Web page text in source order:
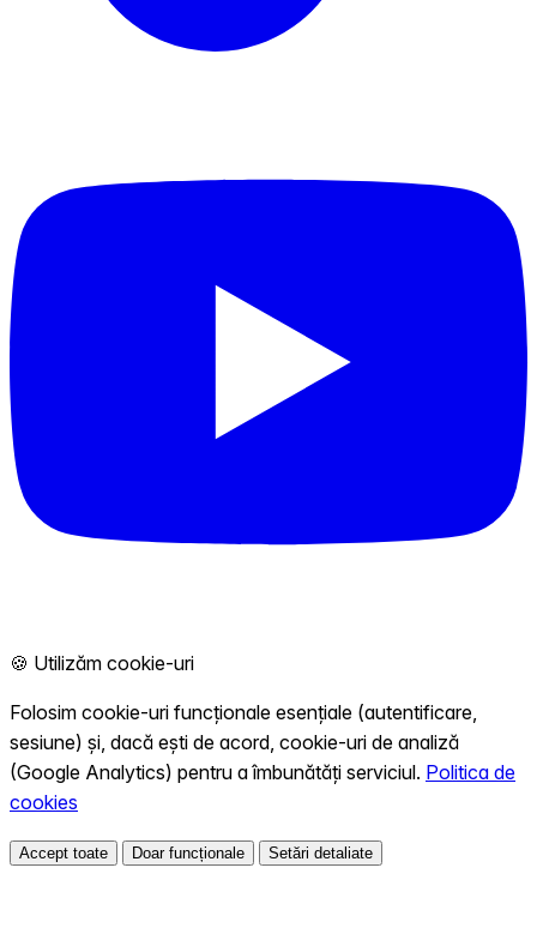
🍪 Utilizăm cookie-uri
Folosim cookie-uri funcționale esențiale (autentificare,
sesiune) și, dacă ești de acord, cookie-uri de analiză
(Google Analytics) pentru a îmbunătăți serviciul. Politica de
cookies
Accept toate Doar funcționale Setări detaliate